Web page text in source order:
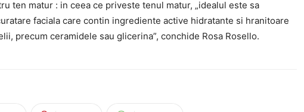
ten matur : in ceea ce priveste tenul matur, „idealul este sa
faciala care contin ingrediente active hidratante si hranitoare
precum ceramidele sau glicerina”, conchide Rosa Rosello.